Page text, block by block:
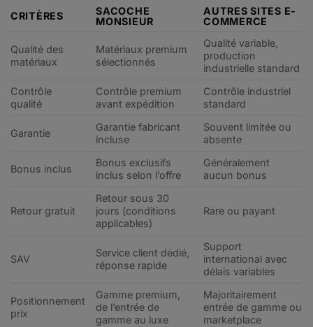
CRITÈRES
SACOCHE
MONSIEUR
AUTRES SITES E-
COMMERCE
Qualité des
matériaux
Matériaux premium
sélectionnés
Qualité variable,
production
industrielle standard
Contrôle
qualité
Contrôle premium
avant expédition
Contrôle industriel
standard
Garantie
Garantie fabricant
incluse
Souvent limitée ou
absente
Bonus inclus
Bonus exclusifs
inclus selon l’offre
Généralement
aucun bonus
Retour gratuit
Retour sous 30
jours (conditions
applicables)
Rare ou payant
SAV
Service client dédié,
réponse rapide
Support
international avec
délais variables
Positionnement
prix
Gamme premium,
de l’entrée de
gamme au luxe
Majoritairement
entrée de gamme ou
marketplace